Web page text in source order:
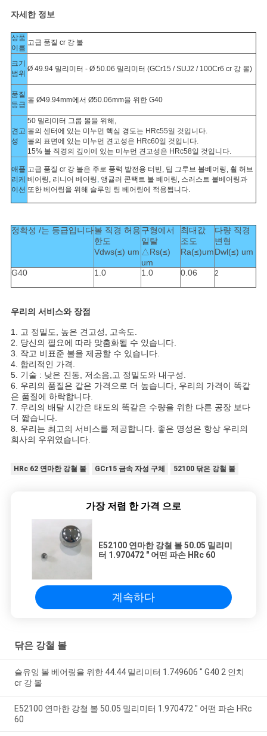
자세한 정보
상품
이름
고급 품질 cr 강 볼
크기
범위
Ø 49.94 밀리미터 - Ø 50.06 밀리미터 (GCr15 / SUJ2 / 100Cr6 cr 강 볼)
품질
등급
볼 Ø49.94mm에서 Ø50.06mm을 위한 G40
견고
성
50 밀리미터 그룹 볼을 위해,
볼의 센터에 있는 미누먼 핵심 경도는 HRc55일 것입니다.
볼의 표면에 있는 미누먼 견고성은 HRc60일 것입니다.
15% 볼 직경의 깊이에 있는 미누먼 견고성은 HRc58일 것입니다.
애플
리케
이션
고급 품질 cr 강 볼은 주로 풍력 발전용 터빈,딥 그루브 볼베어링, 휠 허브
베어링, 리니어 베어링,앵귤러 콘택트 볼 베어링, 스러스트 볼베어링과
또한 베어링을 위해 슬루잉 링 베어링에 적용됩니다.
정확성 /는 등급입니다볼 직경 허용
한도
Vdws(≤) um
구형에서
일탈
△Rs(≤)
um
최대값
조도
Ra(≤)um
다량 직경
변형
Dwl(≤) um
G40 1.0 1.0 0.06 2
우리의 서비스와 장점
1. 고 정밀도, 높은 견고성, 고속도.
2. 당신의 필요에 따라 맞춤화될 수 있습니다.
3. 작고 비표준 볼을 제공할 수 있습니다.
4. 합리적인 가격.
5. 기술 : 낮은 진동, 저소음,고 정밀도와 내구성.
6. 우리의 품질은 같은 가격으로 더 높습니다, 우리의 가격이 똑같
은 품질에 하락합니다.
7. 우리의 배달 시간은 태도의 똑같은 수량을 위한 다른 공장 보다
더 짧습니다.
8. 우리는 최고의 서비스를 제공합니다. 좋은 명성은 항상 우리의
회사의 우위였습니다.
HRc 62 연마한 강쳘 볼 GCr15 금속 자성 구체 52100 닦은 강철 볼
가장 저렴 한 가격 으로
E52100 연마한 강쳘 볼 50.05 밀리미
터 1.970472 " 어떤 파손 HRc 60
계속하다
닦은 강철 볼
슬유잉 볼 베어링을 위한 44.44 밀리미터 1.749606 " G40 2 인치
cr 강 볼
E52100 연마한 강쳘 볼 50.05 밀리미터 1.970472 " 어떤 파손 HRc
60